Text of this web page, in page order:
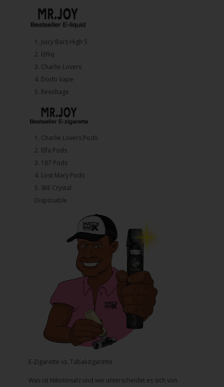
1.⁠ ⁠Juicy Bars High 5
2.⁠ ⁠⁠Elfliq
3.⁠ ⁠⁠Charlie Lovers
4.⁠ ⁠⁠Dodo Vape
5. ⁠Revoltage
1.⁠ ⁠Charlie Lovers Pods
2.⁠ ⁠⁠Elfa Pods
3.⁠ ⁠⁠187 Pods
4.⁠ ⁠⁠Lost Mary Pods
5.⁠ ⁠⁠SKE Crystal
Disposable
E-Zigarette vs. Tabakzigarette
Was ist Nikotinsalz und wie unterscheidet es sich von